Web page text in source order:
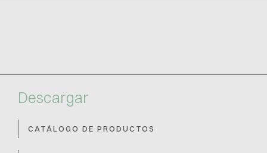
Descargar
CATÁLOGO DE PRODUCTOS